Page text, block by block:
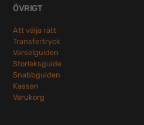
ÖVRIGT
Att välja rätt
Transfertryck
Varselguiden
Storleksguide
Snabbguiden
Kassan
Varukorg